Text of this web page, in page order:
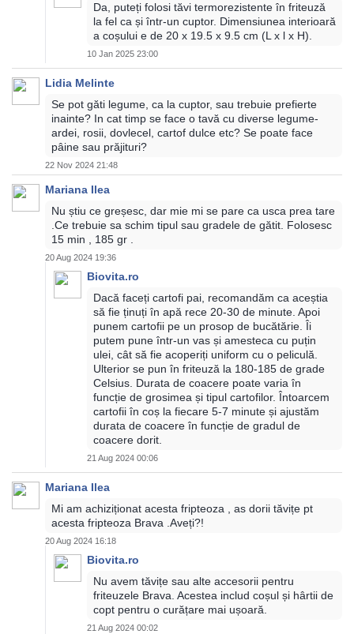
Da, puteți folosi tăvi termorezistente în friteuză
la fel ca și într-un cuptor. Dimensiunea interioară
a coșului e de 20 x 19.5 x 9.5 cm (L x l x H).
10 Jan 2025 23:00
Lidia Melinte
Se pot găti legume, ca la cuptor, sau trebuie prefierte
inainte? In cat timp se face o tavă cu diverse legume-
ardei, rosii, dovlecel, cartof dulce etc? Se poate face
pâine sau prăjituri?
22 Nov 2024 21:48
Mariana Ilea
Nu știu ce greșesc, dar mie mi se pare ca usca prea tare
.Ce trebuie sa schim tipul sau gradele de gătit. Folosesc
15 min , 185 gr .
20 Aug 2024 19:36
Biovita.ro
Dacă faceți cartofi pai, recomandăm ca aceștia
să fie ținuți în apă rece 20-30 de minute. Apoi
punem cartofii pe un prosop de bucătărie. Îi
putem pune într-un vas și amesteca cu puțin
ulei, cât să fie acoperiți uniform cu o peliculă.
Ulterior se pun în friteuză la 180-185 de grade
Celsius. Durata de coacere poate varia în
funcție de grosimea și tipul cartofilor. Întoarcem
cartofii în coș la fiecare 5-7 minute și ajustăm
durata de coacere în funcție de gradul de
coacere dorit.
21 Aug 2024 00:06
Mariana Ilea
Mi am achiziționat acesta fripteoza , as dorii tăvițe pt
acesta fripteoza Brava .Aveți?!
20 Aug 2024 16:18
Biovita.ro
Nu avem tăvițe sau alte accesorii pentru
friteuzele Brava. Acestea includ coșul și hârtii de
copt pentru o curățare mai ușoară.
21 Aug 2024 00:02